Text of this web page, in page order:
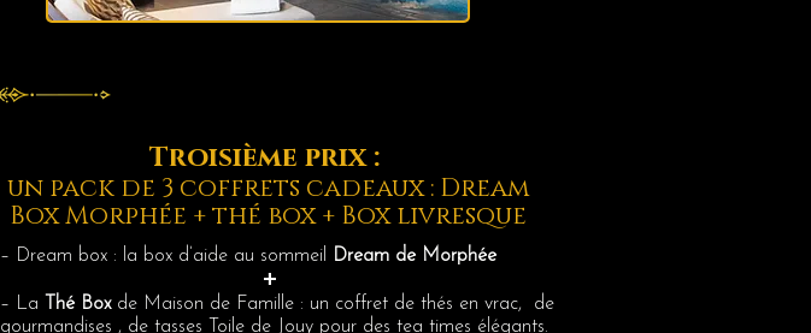
Troisième prix :
un pack de 3 coffrets cadeaux : Dream
Box Morphée + thé box + Box livresque
– Dream box : la box d’aide au sommeil Dream de Morphée
+
– La Thé Box de Maison de Famille : un coffret de thés en vrac, de
gourmandises , de tasses Toile de Jouy pour des tea times élégants.